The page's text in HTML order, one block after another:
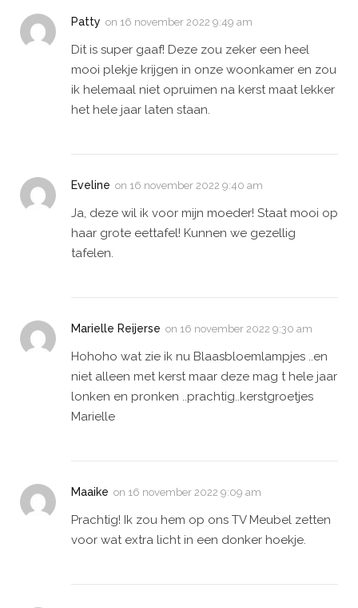
Patty on 16 november 2022 9:49 am
Dit is super gaaf! Deze zou zeker een heel
mooi plekje krijgen in onze woonkamer en zou
ik helemaal niet opruimen na kerst maat lekker
het hele jaar laten staan.
Eveline on 16 november 2022 9:40 am
Ja, deze wil ik voor mijn moeder! Staat mooi op
haar grote eettafel! Kunnen we gezellig
tafelen.
Marielle Reijerse on 16 november 2022 9:30 am
Hohoho wat zie ik nu Blaasbloemlampjes ..en
niet alleen met kerst maar deze mag t hele jaar
lonken en pronken ..prachtig..kerstgroetjes
Marielle
Maaike on 16 november 2022 9:09 am
Prachtig! Ik zou hem op ons TV Meubel zetten
voor wat extra licht in een donker hoekje.